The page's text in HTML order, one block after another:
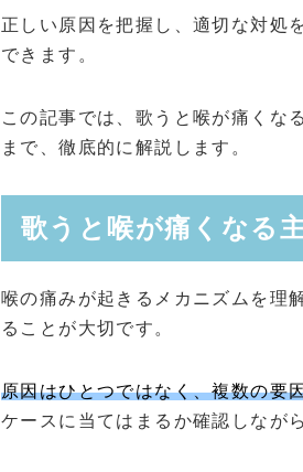
正しい原因を把握し、適切な対処
できます。
この記事では、歌うと喉が痛くな
まで、徹底的に解説します。
歌うと喉が痛くなる
喉の痛みが起きるメカニズムを理
ることが大切です。
原因はひとつではなく、複数の要
ケースに当てはまるか確認しなが